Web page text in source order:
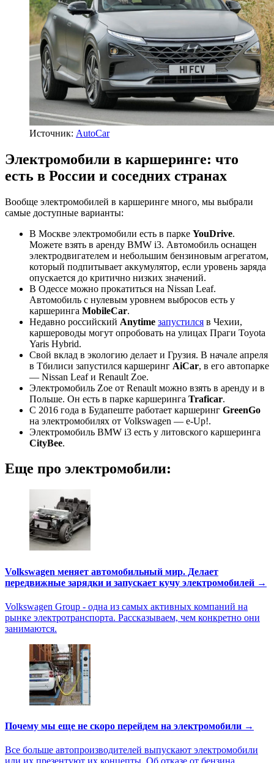
Источник: AutoCar
Электромобили в каршеринге: что
есть в России и соседних странах
Вообще электромобилей в каршеринге много, мы выбрали
самые доступные варианты:
В Москве электромобили есть в парке YouDrive.
Можете взять в аренду BMW i3. Автомобиль оснащен
электродвигателем и небольшим бензиновым агрегатом,
который подпитывает аккумулятор, если уровень заряда
опускается до критично низких значений.
В Одессе можно прокатиться на Nissan Leaf.
Автомобиль с нулевым уровнем выбросов есть у
каршеринга MobileCar.
Недавно российский Anytime запустился в Чехии,
каршероводы могут опробовать на улицах Праги Toyota
Yaris Hybrid.
Свой вклад в экологию делает и Грузия. В начале апреля
в Тбилиси запустился каршеринг AiCar, в его автопарке
— Nissan Leaf и Renault Zoe.
Электромобиль Zoe от Renault можно взять в аренду и в
Польше. Он есть в парке каршеринга Traficar.
С 2016 года в Будапеште работает каршеринг GreenGo
на электромобилях от Volkswagen — e-Up!.
Электромобиль BMW i3 есть у литовского каршеринга
CityBee.
Еще про электромобили:
Volkswagen меняет автомобильный мир. Делает
передвижные зарядки и запускает кучу электромобилей →
Volkswagen Group - одна из самых активных компаний на
рынке электротранспорта. Рассказываем, чем конкретно они
занимаются.
Почему мы еще не скоро перейдем на электромобили →
Все больше автопроизводителей выпускают электромобили